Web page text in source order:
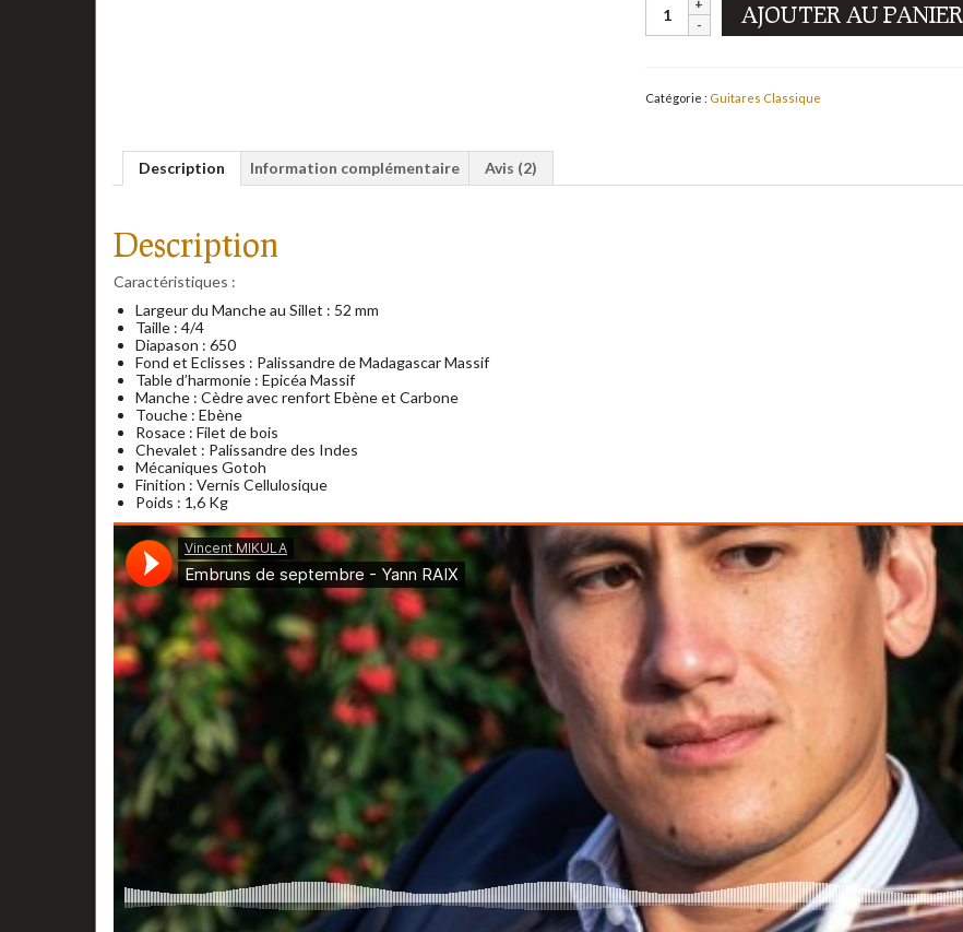
AJOUTER AU PANIER
Catégorie : Guitares Classique
Description Information complémentaire Avis (2)
Description
Caractéristiques :
Largeur du Manche au Sillet : 52 mm
Taille : 4/4
Diapason : 650
Fond et Eclisses : Palissandre de Madagascar Massif
Table d’harmonie : Epicéa Massif
Manche : Cèdre avec renfort Ebène et Carbone
Touche : Ebène
Rosace : Filet de bois
Chevalet : Palissandre des Indes
Mécaniques Gotoh
Finition : Vernis Cellulosique
Poids : 1,6 Kg